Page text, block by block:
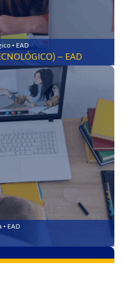
Divinópolis-MG • Tecnológico • EAD
– EAD
EAD